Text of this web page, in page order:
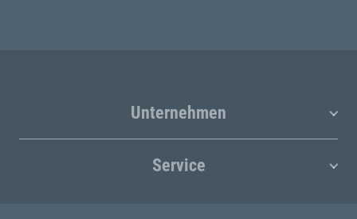
Unternehmen
Service